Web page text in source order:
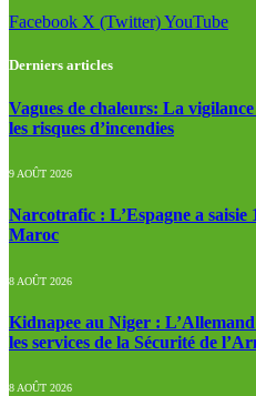
Facebook X (Twitter)YouTube
Derniers articles
Vagues de chaleurs: La
les risques d’incendies
9 AOÛT 2026
Narcotrafic : L’Espagne a saisie
Maroc
8 AOÛT 2026
Kidnapee au Niger :
les services de la Sécurité de
8 AOÛT 2026